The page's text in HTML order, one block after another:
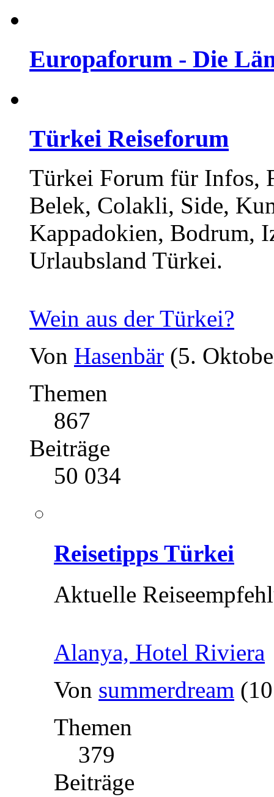
Europaforum - Die
Türkei Reiseforum
Türkei Forum für Infos,
Belek, Colakli, Side,
Kappadokien, Bodrum,
Urlaubsland Türkei.
Wein aus der Türkei?
Von Hasenbär (5.
Themen
867
Beiträge
50 034
Reisetipps Türkei
Aktuelle
Alanya, Hotel Riviera
Von summerdream
Themen
379
Beiträge